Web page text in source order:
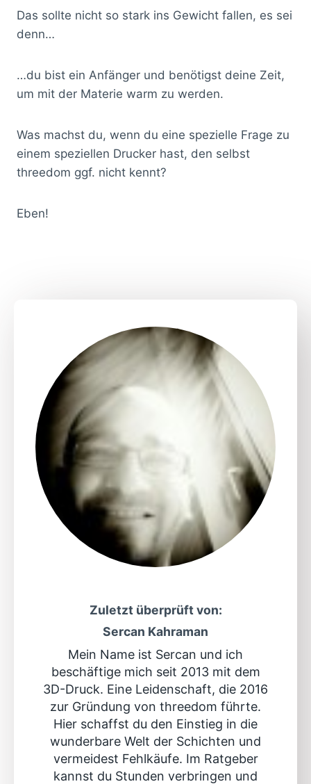
Das sollte nicht so stark ins Gewicht fallen, es sei
denn…
…du bist ein Anfänger und benötigst deine Zeit,
um mit der Materie warm zu werden.
Was machst du, wenn du eine spezielle Frage zu
einem speziellen Drucker hast, den selbst
threedom ggf. nicht kennt?
Eben!
Zuletzt überprüft von:
Sercan Kahraman
Mein Name ist Sercan und ich
beschäftige mich seit 2013 mit dem
3D-Druck. Eine Leidenschaft, die 2016
zur Gründung von threedom führte.
Hier schaffst du den Einstieg in die
wunderbare Welt der Schichten und
vermeidest Fehlkäufe. Im Ratgeber
kannst du Stunden verbringen und